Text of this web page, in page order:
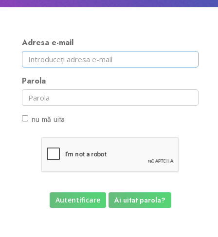
Reseller Radio SonicPanel SHOUTcast
Reseller Web Hosting
Servere VPS
Counter Strike Go
Adresa e-mail
Parola
nu mă uita
Ai uitat parola?